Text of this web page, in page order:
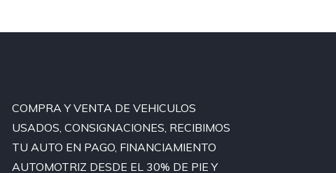
COMPRA Y VENTA DE VEHICULOS
USADOS, CONSIGNACIONES, RECIBIMOS
TU AUTO EN PAGO, FINANCIAMIENTO
AUTOMOTRIZ DESDE EL 30% DE PIE Y